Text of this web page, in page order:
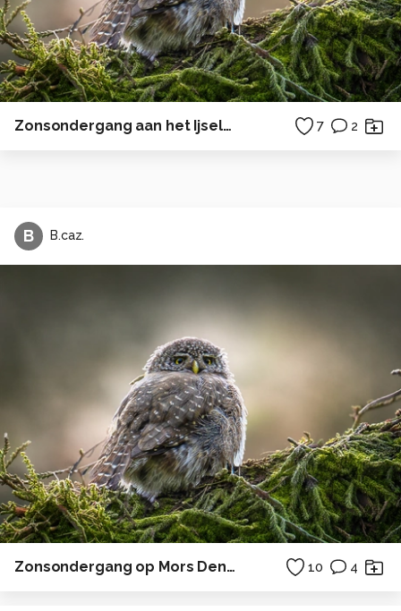
Zonsondergang aan het Ijselmeer 7 2
B B.caz.
Zonsondergang op Mors Denemarken 10 4